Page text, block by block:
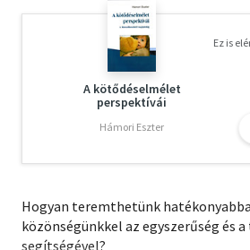
A kötődéselmélet
perspektívái
Hámori Eszter
Ez is
Hogyan teremthetünk
közönségünkkel az egyszerűség és
segítségével?